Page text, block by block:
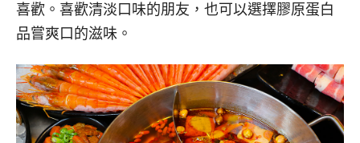
喜歡。喜歡清淡口味的朋友，也可以選擇膠原蛋白
品嘗爽口的滋味。